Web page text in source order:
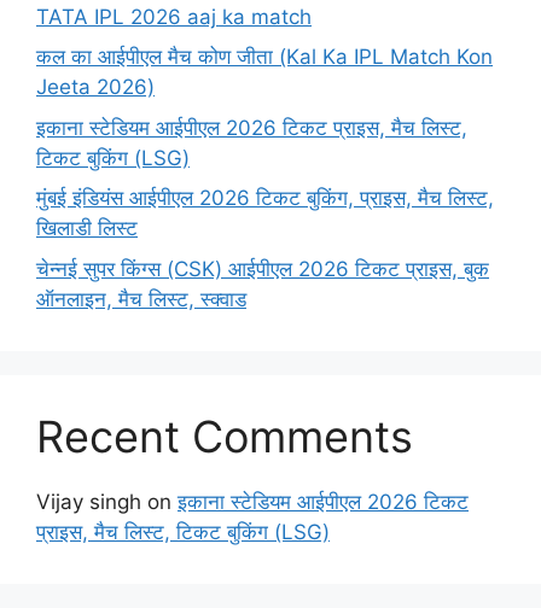
TATA IPL 2026 aaj ka match
कल का आईपीएल मैच कोण जीता (Kal Ka IPL Match Kon
Jeeta 2026)
इकाना स्टेडियम आईपीएल 2026 टिकट प्राइस, मैच लिस्ट,
टिकट बुकिंग (LSG)
मुंबई इंडियंस आईपीएल 2026 टिकट बुकिंग, प्राइस, मैच लिस्ट,
खिलाडी लिस्ट
चेन्नई सुपर किंग्स (CSK) आईपीएल 2026 टिकट प्राइस, बुक
ऑनलाइन, मैच लिस्ट, स्क्वाड
Recent Comments
Vijay singh onइकाना स्टेडियम आईपीएल 2026 टिकट
प्राइस, मैच लिस्ट, टिकट बुकिंग (LSG)